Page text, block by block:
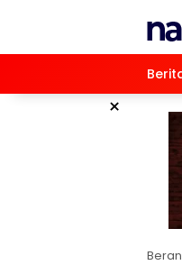
×